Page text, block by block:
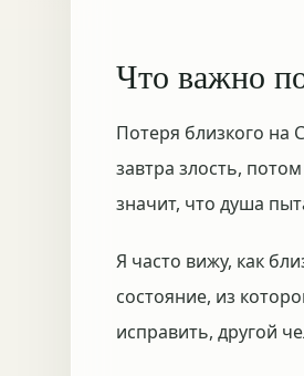
Что важно
Потеря близкого на
завтра злость,
значит, что душа
Я часто вижу, как
состояние, из
исправить, другой